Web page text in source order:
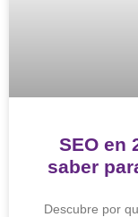
SEO en
saber
Descubre por